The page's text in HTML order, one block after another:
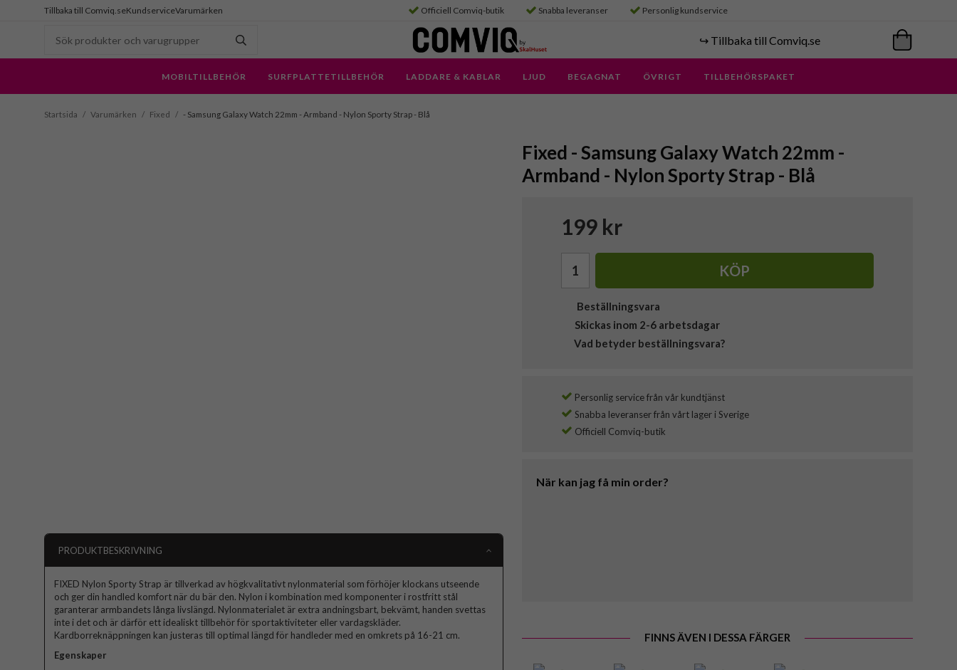
Tillbaka till Comviq.seKundserviceVarumärken Officiell Comviq-butik Snabba leveranser Personlig kundservice
↪️ Tillbaka till Comviq.se
MOBILTILLBEHÖR SURFPLATTETILLBEHÖR LADDARE & KABLAR LJUD BEGAGNAT ÖVRIGT TILLBEHÖRSPAKET
Startsida / Varumärken / Fixed / - Samsung Galaxy Watch 22mm - Armband - Nylon Sporty Strap - Blå
Fixed - Samsung Galaxy Watch 22mm -
Armband - Nylon Sporty Strap - Blå
199 kr
KÖP
Beställningsvara
Skickas inom 2-6 arbetsdagar
Vad betyder beställningsvara?
Personlig service från vår kundtjänst
Snabba leveranser från vårt lager i Sverige
Officiell Comviq-butik
När kan jag få min order?
FINNS ÄVEN I DESSA FÄRGER
PRODUKTBESKRIVNING
FIXED Nylon Sporty Strap är tillverkad av högkvalitativt nylonmaterial som förhöjer klockans utseende
och ger din handled komfort när du bär den. Nylon i kombination med komponenter i rostfritt stål
garanterar armbandets långa livslängd. Nylonmaterialet är extra andningsbart, bekvämt, handen svettas
inte i det och är därför ett idealiskt tillbehör för sportaktiviteter eller vardagskläder.
Kardborreknäppningen kan justeras till optimal längd för handleder med en omkrets på 16-21 cm.
Egenskaper